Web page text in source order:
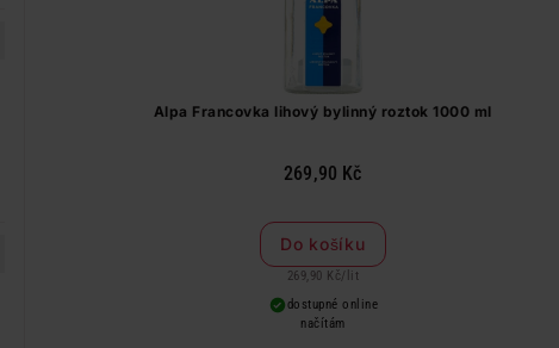
Alpa Francovka lihový bylinný roztok 1000 ml
269,90 Kč
Do košíku
269,90 Kč/ lit
dostupné online
načítám